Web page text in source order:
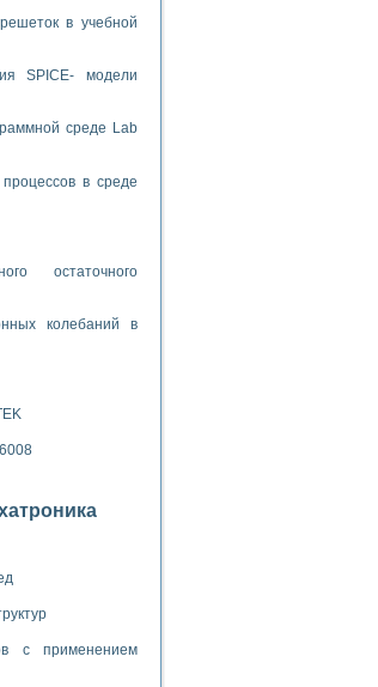
среды программирования LabVIEW
RS232
им. Н.И. Лобачевского
в учебной
SPICE- модели
среде Lab
в среде
остаточного
колебаний в
с применением